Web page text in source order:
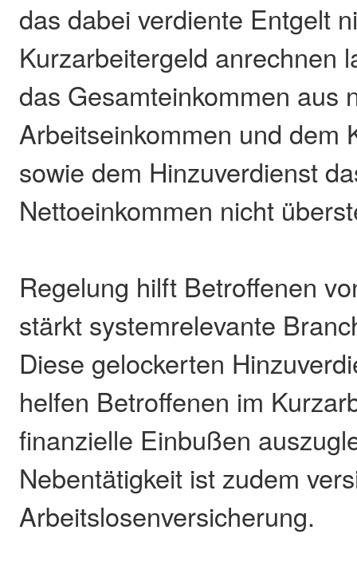
das dabei verdiente Entgelt
Kurzarbeitergeld anrechnen
das Gesamteinkommen aus
Arbeitseinkommen und dem
sowie dem Hinzuverdienst
Nettoeinkommen nicht
Regelung hilft Betroffenen
stärkt systemrelevante
Diese gelockerten
helfen Betroffenen im
finanzielle Einbußen
Nebentätigkeit ist zudem
Arbeitslosenversicherung.